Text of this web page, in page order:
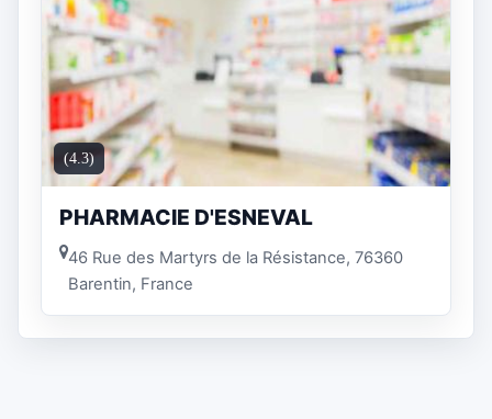
(4.3)
PHARMACIE D'ESNEVAL
46 Rue des Martyrs de la Résistance, 76360
Barentin, France